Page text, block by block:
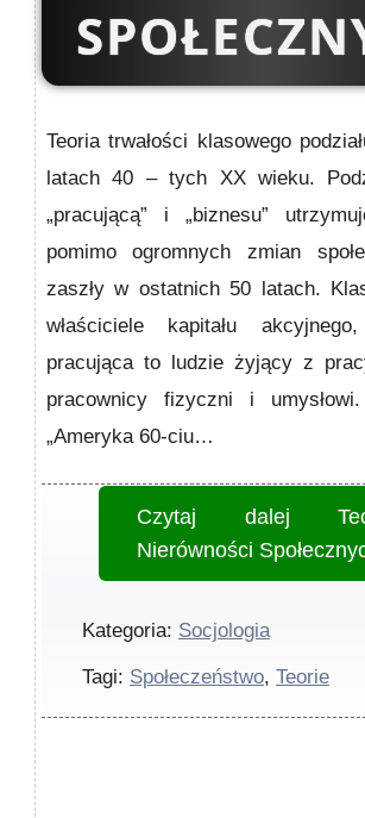
Teoria trwałości klasowego
latach 40 – tych XX wieku.
„pracującą” i „biznesu”
pomimo ogromnych zmian
zaszły w ostatnich 50 latach.
właściciele kapitału
pracująca to ludzie żyjący z
pracownicy fizyczni i
„Ameryka 60-ciu…
Czytaj dalej
Nierówności
Kategoria: Socjologia
Tagi: Społeczeństwo, Teorie